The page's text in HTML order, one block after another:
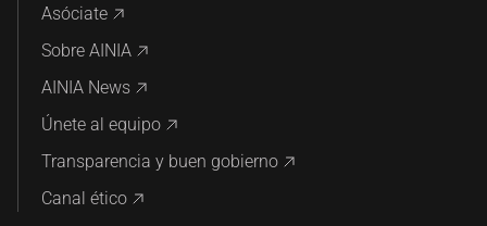
Asóciate
Sobre AINIA
AINIA News
Únete al equipo
Transparencia y buen gobierno
Canal ético